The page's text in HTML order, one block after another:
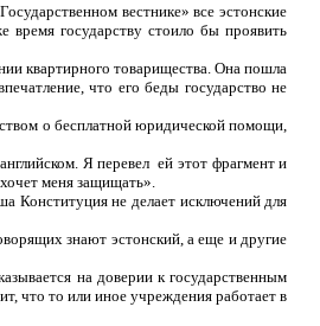
вестнике» все эстонские
государству стоило бы проявить
квартирного товарищества. Она пошла
что его беды государство не
о бесплатной юридической помощи,
Я перевел ей этот фрагмент и
меня защищать».
Конституция не делает исключений для
знают эстонский, а еще и другие
на доверии к государственным
что то или иное учреждения работает в